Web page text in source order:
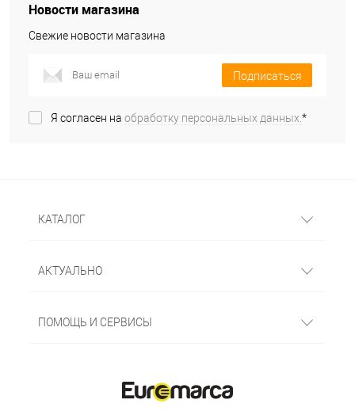
Новости магазина
Свежие новости магазина
Подписаться
Я согласен на обработку персональных данных.*
КАТАЛОГ
АКТУАЛЬНО
ПОМОЩЬ И СЕРВИСЫ